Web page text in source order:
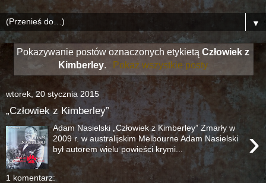
▼
Pokazywanie postów oznaczonych etykietą Człowiek z
Kimberley. Pokaż wszystkie posty
wtorek, 20 stycznia 2015
„Człowiek z Kimberley”
›
Adam Nasielski „Człowiek z Kimberley” Zmarły w
2009 r. w australijskim Melbourne Adam Nasielski
był autorem wielu powieści krymi...
1 komentarz: